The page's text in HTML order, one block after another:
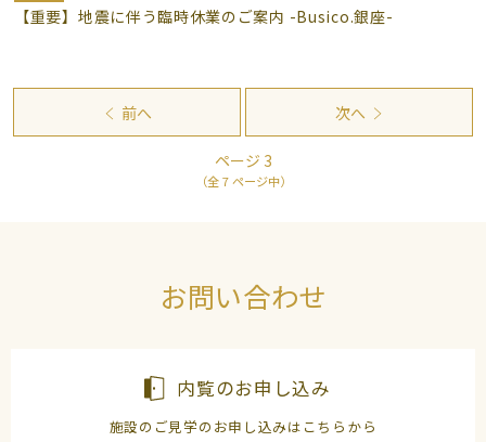
【重要】地震に伴う臨時休業のご案内 -Busico.銀座-
前へ 次へ
ページ 3
（全 7 ページ中）
お問い合わせ
内覧のお申し込み
施設のご見学のお申し込みはこちらから